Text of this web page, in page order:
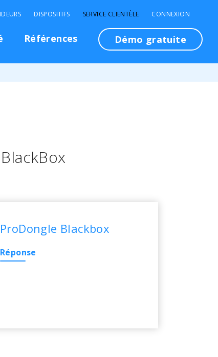
Références Démo gratuite
DISPOSITIFS SERVICE CLIENTÈLE CONNEXION
ProDongle Blackbox
Réponse